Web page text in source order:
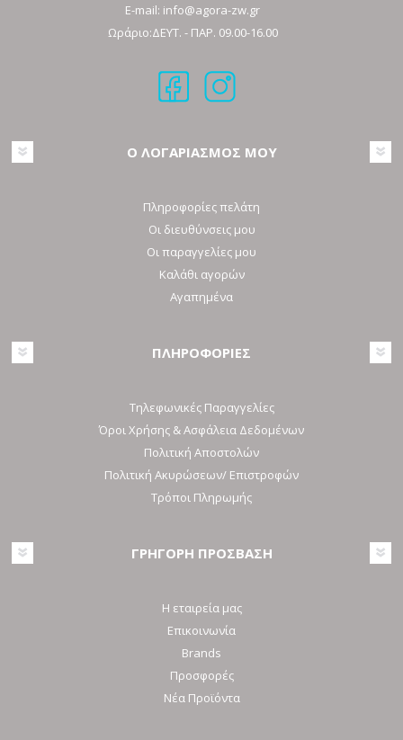
E-mail: info@agora-zw.gr
Ωράριο:ΔΕΥΤ. - ΠΑΡ. 09.00-16.00
Ο ΛΟΓΑΡΙΑΣΜΟΣ ΜΟΥ
Πληροφορίες πελάτη
Οι διευθύνσεις μου
Οι παραγγελίες μου
Καλάθι αγορών
Αγαπημένα
ΠΛΗΡΟΦΟΡΙΕΣ
Τηλεφωνικές Παραγγελίες
Όροι Χρήσης & Ασφάλεια Δεδομένων
Πολιτική Αποστολών
Πολιτική Ακυρώσεων/ Επιστροφών
Τρόποι Πληρωμής
ΓΡΗΓΟΡΗ ΠΡΟΣΒΑΣΗ
Η εταιρεία μας
Επικοινωνία
Brands
Προσφορές
Νέα Προϊόντα